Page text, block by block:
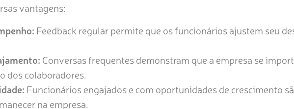
vantagens:
Feedback regular permite que os funcionários ajustem seu
Conversas frequentes demonstram que a empresa se
dos colaboradores.
Funcionários engajados e com oportunidades de crescimento
na empresa.